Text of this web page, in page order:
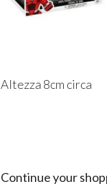
Altezza 8cm circa
Continue your